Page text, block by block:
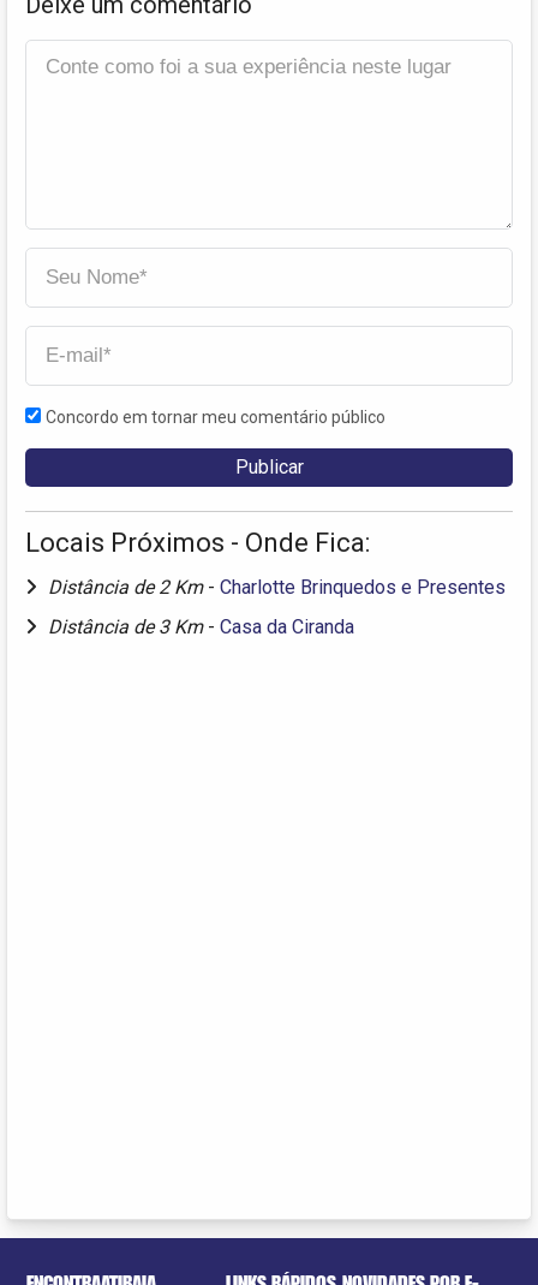
Concordo em tornar meu comentário público
Locais Próximos - Onde Fica:
Distância de 2 Km - Charlotte Brinquedos e Presentes
Distância de 3 Km - Casa da Ciranda